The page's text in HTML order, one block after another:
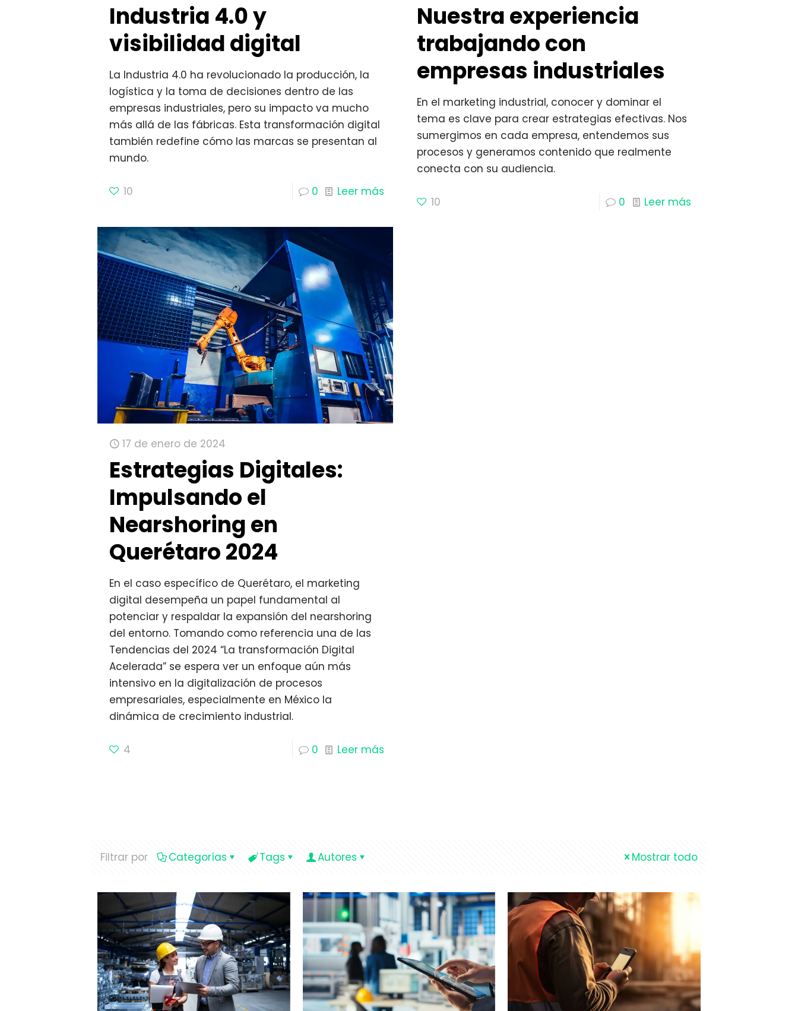
Industria 4.0 y
visibilidad digital
La Industria 4.0 ha revolucionado la producción, la
logística y la toma de decisiones dentro de las
empresas industriales, pero su impacto va mucho
más allá de las fábricas. Esta transformación digital
también redefine cómo las marcas se presentan al
mundo.
10 0 Leer más
Nuestra experiencia
trabajando con
empresas industriales
En el marketing industrial, conocer y dominar el
tema es clave para crear estrategias efectivas. Nos
sumergimos en cada empresa, entendemos sus
procesos y generamos contenido que realmente
conecta con su audiencia.
10 0 Leer más
17 de enero de 2024
Estrategias Digitales:
Impulsando el
Nearshoring en
Querétaro 2024
En el caso específico de Querétaro, el marketing
digital desempeña un papel fundamental al
potenciar y respaldar la expansión del nearshoring
del entorno. Tomando como referencia una de las
Tendencias del 2024 “La transformación Digital
Acelerada” se espera ver un enfoque aún más
intensivo en la digitalización de procesos
empresariales, especialmente en México la
dinámica de crecimiento industrial.
4 0 Leer más
Filtrar por Categorías Tags Autores Mostrar todo